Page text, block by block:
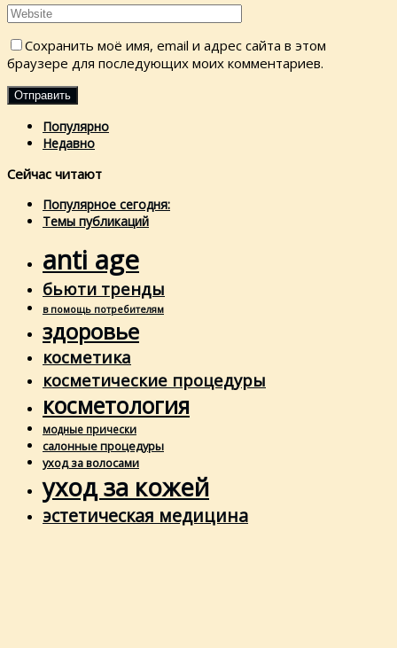
Сохранить моё имя, email и адрес сайта в этом
браузере для последующих моих комментариев.
Популярно
Недавно
Сейчас читают
Популярное сегодня:
Темы публикаций
anti age
бьюти тренды
в помощь потребителям
здоровье
косметика
косметические процедуры
косметология
модные прически
салонные процедуры
уход за волосами
уход за кожей
эстетическая медицина